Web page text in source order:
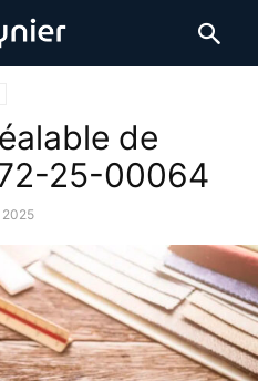
de
25-00064
2025